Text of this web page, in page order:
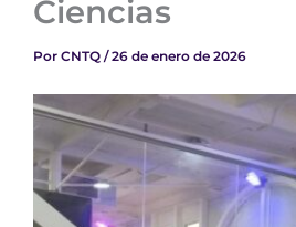
Ciencias
Por CNTQ /26 de enero de 2026